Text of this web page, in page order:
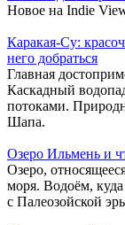
Новое на Indie
Каракая-Су:
него добраться
Главная
Каскадный
потоками.
Шапа.
Озеро Ильмень и
Озеро,
моря. Водоём, куда
с Палеозойской